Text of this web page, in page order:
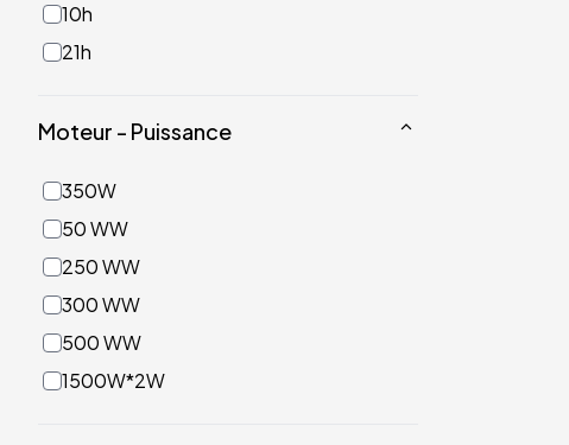
10h
21h
Moteur - Puissance
350W
50 WW
250 WW
300 WW
500 WW
1500W*2W